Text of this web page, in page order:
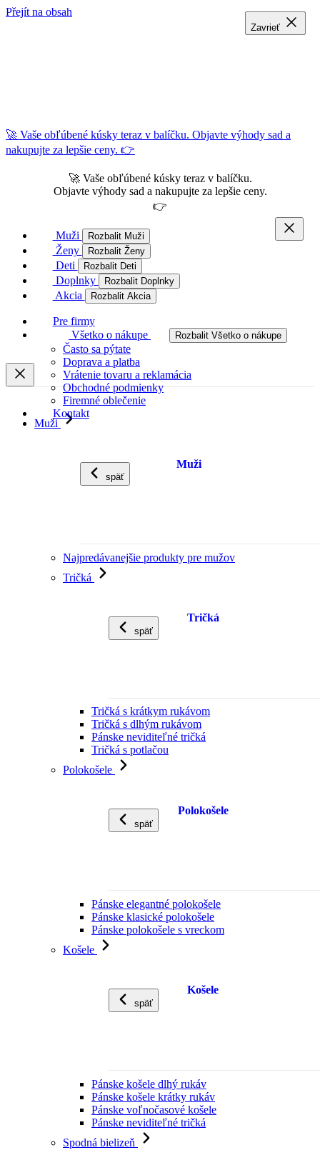
Přejít na obsah
🚀 Vaše obľúbené kúsky teraz v balíčku. Objavte výhody sad a
nakupujte za lepšie ceny. 👉
🚀 Vaše obľúbené kúsky teraz v balíčku.
Objavte výhody sad a nakupujte za lepšie ceny.
👉
Muži Rozbalit Muži
Ženy Rozbalit Ženy
Deti Rozbalit Deti
Doplnky Rozbalit Doplnky
Akcia Rozbalit Akcia
Pre firmy
Všetko o nákupe
Rozbalit Všetko o nákupe
Často sa pýtate
Doprava a platba
Vrátenie tovaru a reklamácia
Obchodné podmienky
Firemné oblečenie
Kontakt
Muži
späť
Muži
Najpredávanejšie produkty pre mužov
Tričká
späť
Tričká
Tričká s krátkym rukávom
Tričká s dlhým rukávom
Pánske neviditeľné tričká
Tričká s potlačou
Polokošele
späť
Polokošele
Pánske elegantné polokošele
Pánske klasické polokošele
Pánske polokošele s vreckom
Košele
späť
Košele
Pánske košele dlhý rukáv
Pánske košele krátky rukáv
Pánske voľnočasové košele
Pánske neviditeľné tričká
Spodná bielizeň
Zavrieť
Zavrieť
Zavrieť